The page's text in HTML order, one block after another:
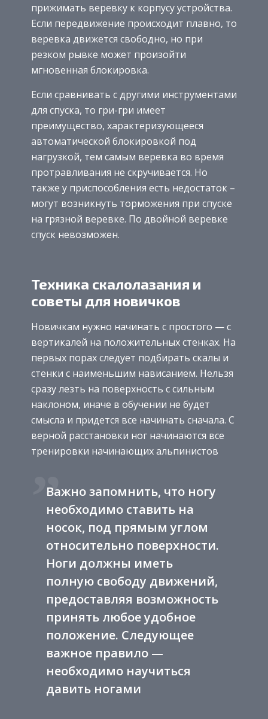
прижимать веревку к корпусу устройства.
Если передвижение происходит плавно, то
веревка движется свободно, но при
резком рывке может произойти
мгновенная блокировка.
Если сравнивать с другими инструментами
для спуска, то гри-гри имеет
преимущество, характеризующееся
автоматической блокировкой под
нагрузкой, тем самым веревка во время
протравливания не скручивается. Но
также у приспособления есть недостаток –
могут возникнуть торможения при спуске
на грязной веревке. По двойной веревке
спуск невозможен.
Техника скалолазания и
советы для новичков
Новичкам нужно начинать с простого — с
вертикалей на положительных стенках. На
первых порах следует подбирать скалы и
стенки с наименьшим нависанием. Нельзя
сразу лезть на поверхность с сильным
наклоном, иначе в обучении не будет
смысла и придется все начинать сначала. С
верной расстановки ног начинаются все
тренировки начинающих альпинистов
Важно запомнить, что ногу
необходимо ставить на
носок, под прямым углом
относительно поверхности.
Ноги должны иметь
полную свободу движений,
предоставляя возможность
принять любое удобное
положение. Следующее
важное правило —
необходимо научиться
давить ногами